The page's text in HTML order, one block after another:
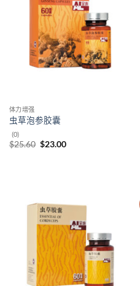
体力增强
虫草泡参胶囊
(0)
$25.60 原
$23.00当